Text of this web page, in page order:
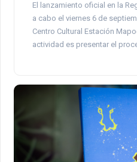
El lanzamiento oficial en la
a cabo el viernes 6 de
Centro Cultural Estación
actividad es presentar el